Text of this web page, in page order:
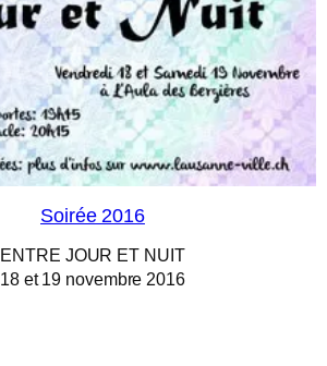
Soirée 2016
ENTRE JOUR ET NUIT
18 et 19 novembre 2016